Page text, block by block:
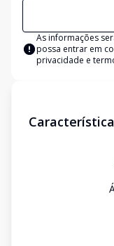
As informações
possa entrar em
privacidade e